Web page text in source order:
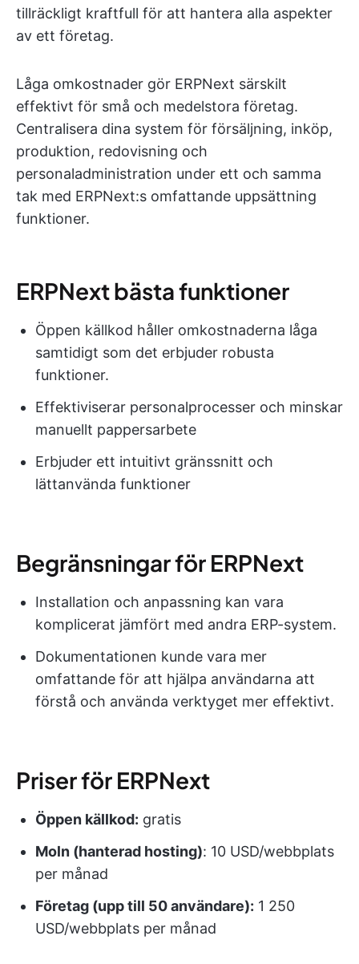
tillräckligt kraftfull för att hantera alla aspekter
av ett företag.
Låga omkostnader gör ERPNext särskilt
effektivt för små och medelstora företag.
Centralisera dina system för försäljning, inköp,
produktion, redovisning och
personaladministration under ett och samma
tak med ERPNext:s omfattande uppsättning
funktioner.
ERPNext bästa funktioner
Öppen källkod håller omkostnaderna låga
samtidigt som det erbjuder robusta
funktioner.
Effektiviserar personalprocesser och minskar
manuellt pappersarbete
Erbjuder ett intuitivt gränssnitt och
lättanvända funktioner
Begränsningar för ERPNext
Installation och anpassning kan vara
komplicerat jämfört med andra ERP-system.
Dokumentationen kunde vara mer
omfattande för att hjälpa användarna att
förstå och använda verktyget mer effektivt.
Priser för ERPNext
Öppen källkod: gratis
Moln (hanterad hosting): 10 USD/webbplats
per månad
Företag (upp till 50 användare): 1 250
USD/webbplats per månad